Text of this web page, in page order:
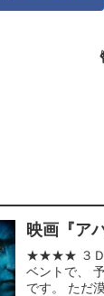
映画『ア
★★★★ ３Ｄの
ベントで、
です。 ただ